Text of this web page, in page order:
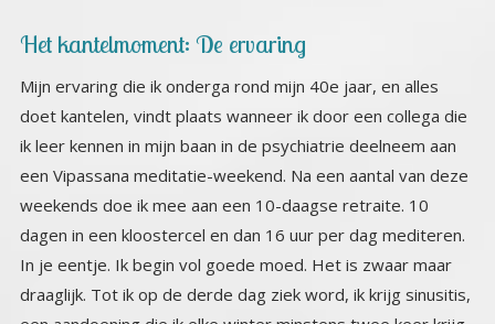
Het kantelmoment: De ervaring
Mijn ervaring die ik onderga rond mijn 40e jaar, en alles
doet kantelen, vindt plaats wanneer ik door een collega die
ik leer kennen in mijn baan in de psychiatrie deelneem aan
een Vipassana meditatie-weekend. Na een aantal van deze
weekends doe ik mee aan een 10-daagse retraite. 10
dagen in een kloostercel en dan 16 uur per dag mediteren.
In je eentje. Ik begin vol goede moed. Het is zwaar maar
draaglijk. Tot ik op de derde dag ziek word, ik krijg sinusitis,
een aandoening die ik elke winter minstens twee keer krijg.
Koorts hoofdpijn sinussen verstopt ect. Als deelnemer aan
de retraite heb ik elke dag een persoonlijk gesprek met de
begeleidende monnik. Over het proces en waar je
tegenaan loopt. Ik besluit hem te vertellen dat ik naar huis
moet naar de dokter om een antibioticakuur te halen. Ik ben
ziek, ik moet stoppen. De monnik luistert bedachtzaam naar
me, en zegt dan: als je blijft kom je erachter waarom je dit
maakt. Ik zit tegen het plafond: MAAKT? Ik maak dit niet, ik
krijg dit. Hij lacht, ik begrijp dat je dat denkt, maar als je
blijft zul je zien dat je het zelf maakt. Alles in mij komt in
opstand. Maar iets in mij wordt nieuwsgierig. Zou dat waar
zijn? Zou ik dit echt zelf maken, en na enige overreding van
de monnik besluit ik te blijven. Ik heb tenslotte niets te
verliezen. Ik mediteer verder in mijn cel en krijg elke paar
uur gezonde drankjes en hapjes voor mijn deur gezet. Ze
zorgen goed voor me. Ik mag echter niets innemen tegen
de koorts of de pijn. Het wordt zwaar, ik heb hevige koorts
en zweet enorm, mijn hoofd bonkt van de hoofdpijn en mijn
keel kan niet meer slikken. Mijn neus zit verstopt en alles
doet pijn. Pffff regelmatig denk ik, ik stop alsnog. Maar er is
dat kleine stemmetje wat zegt, dan weet je nog steeds
niet of het waar is. Dus ik blijf. Na drie dagen afzien, koorts
zweten etc. krijg ik een flits van inzicht, echt als bliksem die
inslaat. Ik weet opeens heel helder waardoor ik dit krijg, ik
zie wat ik doe en altijd deed en waardoor ik het maak. 10
minuten later is de koorts weg en mijn neus is weer open.
De hoofdpijn is weg, ik ben beter. Ik heb dit ook nooit meer
‘gekregen’- gemaakt. De sinusitis is nog een keer bijna
gekomen en toen zag ik dat ik ‘het’ weer deed. Het is een
vorm van gedrag die dit veroorzaakt. Sinds die ervaring
weet ik dat je ziekte zelf creëert. En dat je het dus ook kunt
genezen. Zelf dus. Hierna kan ik niet langer vasthouden aan
de oude overtuigingen dat ziektes van buiten komen, dat